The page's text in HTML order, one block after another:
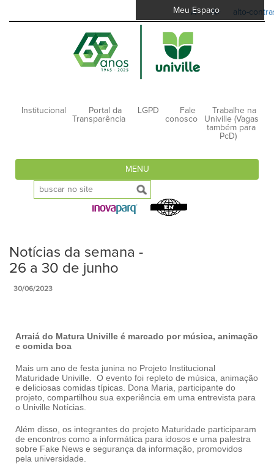
A- A+ alto-
Meu Espaço
Institucional
Portal da
Transparência
LGPD
Fale
conosco
Trabalhe na
Univille (Vagas
também para
PcD)
MENU
Notícias da semana -
26 a 30 de junho
30/06/2023
Arraiá do Matura Univille é marcado por música, animação
e comida boa
Mais um ano de festa junina no Projeto Institucional
Maturidade Univille. O evento foi repleto de música, animação
e deliciosas comidas típicas. Dona Maria, participante do
projeto, compartilhou sua experiência em uma entrevista para
o Univille Notícias.
Além disso, os integrantes do projeto Maturidade participaram
de encontros como a informática para idosos e uma palestra
sobre Fake News e segurança da informação, promovidos
pela universidade.